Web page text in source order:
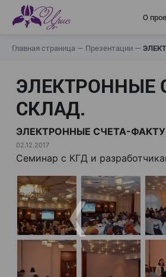
О
Главная страница — Презентации —
ЭЛЕКТРОННЫЕ
СКЛАД.
ЭЛЕКТРОННЫЕ СЧЕТА-
02.12.2017
Семинар с КГД и